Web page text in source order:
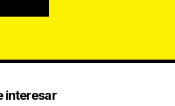
interesar